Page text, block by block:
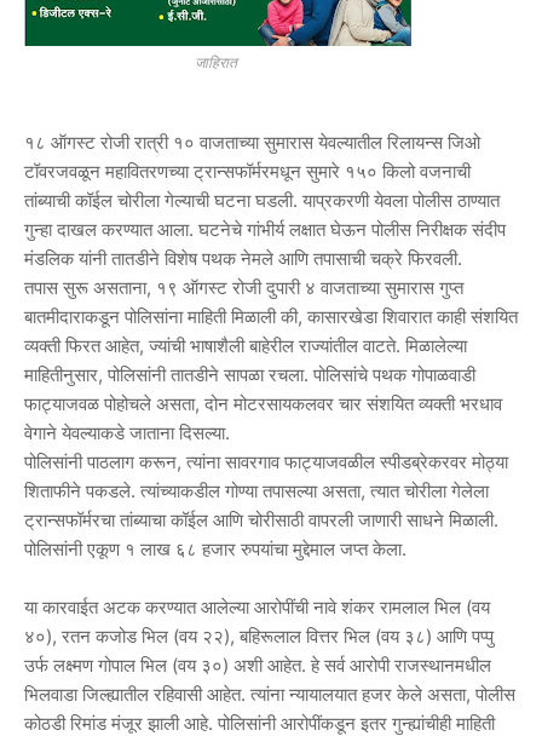
जाहिरात
१८ ऑगस्ट रोजी रात्री १० वाजताच्या सुमारास येवल्यातील रिलायन्स जिओ
टॉवरजवळून महावितरणच्या ट्रान्सफॉर्मरमधून सुमारे १५० किलो वजनाची
तांब्याची कॉईल चोरीला गेल्याची घटना घडली. याप्रकरणी येवला पोलीस ठाण्यात
गुन्हा दाखल करण्यात आला. घटनेचे गांभीर्य लक्षात घेऊन पोलीस निरीक्षक संदीप
मंडलिक यांनी तातडीने विशेष पथक नेमले आणि तपासाची चक्रे फिरवली.
तपास सुरू असताना, १९ ऑगस्ट रोजी दुपारी ४ वाजताच्या सुमारास गुप्त
बातमीदाराकडून पोलिसांना माहिती मिळाली की, कासारखेडा शिवारात काही संशयित
व्यक्ती फिरत आहेत, ज्यांची भाषाशैली बाहेरील राज्यांतील वाटते. मिळालेल्या
माहितीनुसार, पोलिसांनी तातडीने सापळा रचला. पोलिसांचे पथक गोपाळवाडी
फाट्याजवळ पोहोचले असता, दोन मोटरसायकलवर चार संशयित व्यक्ती भरधाव
वेगाने येवल्याकडे जाताना दिसल्या.
पोलिसांनी पाठलाग करून, त्यांना सावरगाव फाट्याजवळील स्पीडब्रेकरवर मोठ्या
शिताफीने पकडले. त्यांच्याकडील गोण्या तपासल्या असता, त्यात चोरीला गेलेला
ट्रान्सफॉर्मरचा तांब्याचा कॉईल आणि चोरीसाठी वापरली जाणारी साधने मिळाली.
पोलिसांनी एकूण १ लाख ६८ हजार रुपयांचा मुद्देमाल जप्त केला.
या कारवाईत अटक करण्यात आलेल्या आरोपींची नावे शंकर रामलाल भिल (वय
४०), रतन कजोड भिल (वय २२), बहिरूलाल वित्तर भिल (वय ३८) आणि पप्पु
उर्फ लक्ष्मण गोपाल भिल (वय ३०) अशी आहेत. हे सर्व आरोपी राजस्थानमधील
भिलवाडा जिल्ह्यातील रहिवासी आहेत. त्यांना न्यायालयात हजर केले असता, पोलीस
कोठडी रिमांड मंजूर झाली आहे. पोलिसांनी आरोपींकडून इतर गुन्ह्यांचीही माहिती